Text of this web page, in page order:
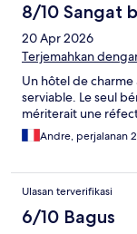
8/10 Sangat
20 Apr 2026
Terjemahkan
Un hôtel de
serviable. Le seul
mériterait une
Andre, perjalanan
Ulasan terverifikasi
6/10 Bagus